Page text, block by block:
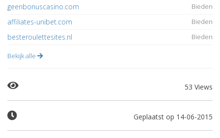
geenbonuscasino.com
Bieden
affiliates-unibet.com Bieden
besteroulettesites.nl Bieden
Bekijk alle
53 Views
Geplaatst op 14-06-2015